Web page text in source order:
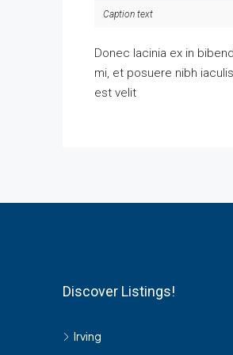
Caption text
Donec lacinia ex in
mi, et posuere nibh
est velit
Discover Listings!
Irving